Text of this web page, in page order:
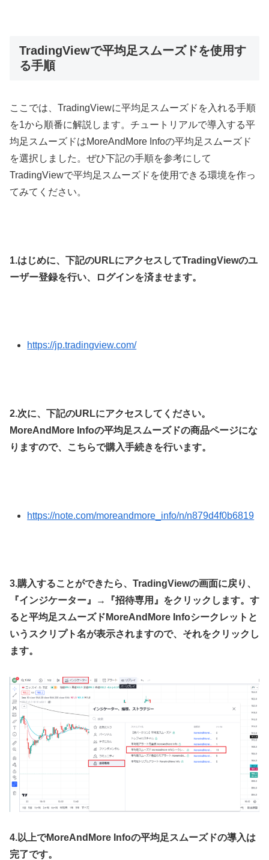
TradingViewで平均足スムーズドを使用す
る手順
ここでは、 TradingViewに平均足スムーズドを入れる手順
を1から順番に解説します。チュートリアルで導入する平
均足スムーズドはMoreAndMore Infoの平均足スムーズド
を選択しました。ぜひ下記の手順を参考にして
TradingViewで平均足スムーズドを使用できる環境を作っ
てみてください。
1.はじめに、下記のURLにアクセスしてTradingViewのユ
ーザー登録を行い、ログインを済ませます。
https://jp.tradingview.com/
2.次に、下記のURLにアクセスしてください。
MoreAndMore Infoの平均足スムーズドの商品ページにな
りますので、こちらで購入手続きを行います。
https://note.com/moreandmore_info/n/n879d4f0b6819
3.購入することができたら、 TradingViewの画面に戻り、
『インジケーター』→『招待専用』をクリックします。す
ると平均足スムーズド MoreAndMore Infoシークレットと
いうスクリプト名が表示されますので、それをクリックし
ます。
4.以上でMoreAndMore Infoの平均足スムーズドの導入は
完了です。